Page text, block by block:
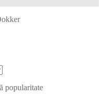
popularitate